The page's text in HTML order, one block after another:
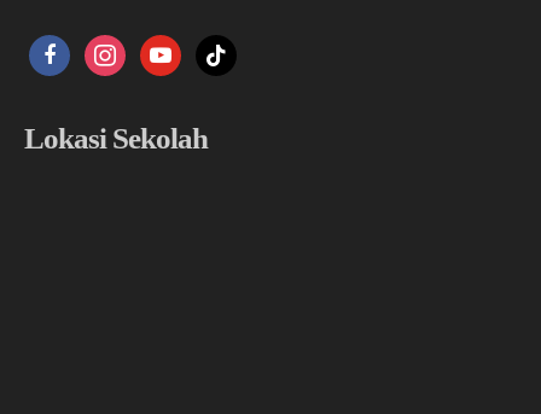
facebookinstagramyoutubetiktok
Lokasi Sekolah